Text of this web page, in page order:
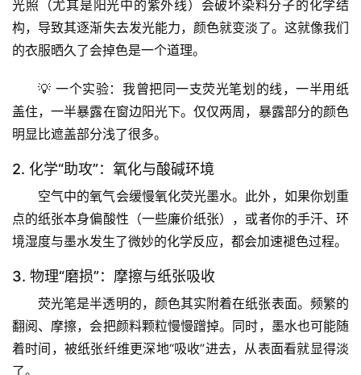
光照（尤其是阳光中的紫外线）会破坏染料分子的化学结
构，导致其逐渐失去发光能力，颜色就变淡了。这就像我们
的衣服晒久了会掉色是一个道理。
💡 一个实验：我曾把同一支荧光笔划的线，一半用纸
盖住，一半暴露在窗边阳光下。仅仅两周，暴露部分的颜色
明显比遮盖部分浅了很多。
2. 化学“助攻”：氧化与酸碱环境
空气中的氧气会缓慢氧化荧光墨水。此外，如果你划重
点的纸张本身偏酸性（一些廉价纸张），或者你的手汗、环
境湿度与墨水发生了微妙的化学反应，都会加速褪色过程。
3. 物理“磨损”：摩擦与纸张吸收
荧光笔是半透明的，颜色其实附着在纸张表面。频繁的
翻阅、摩擦，会把颜料颗粒慢慢蹭掉。同时，墨水也可能随
着时间，被纸张纤维更深地“吸收”进去，从表面看就显得淡
了。